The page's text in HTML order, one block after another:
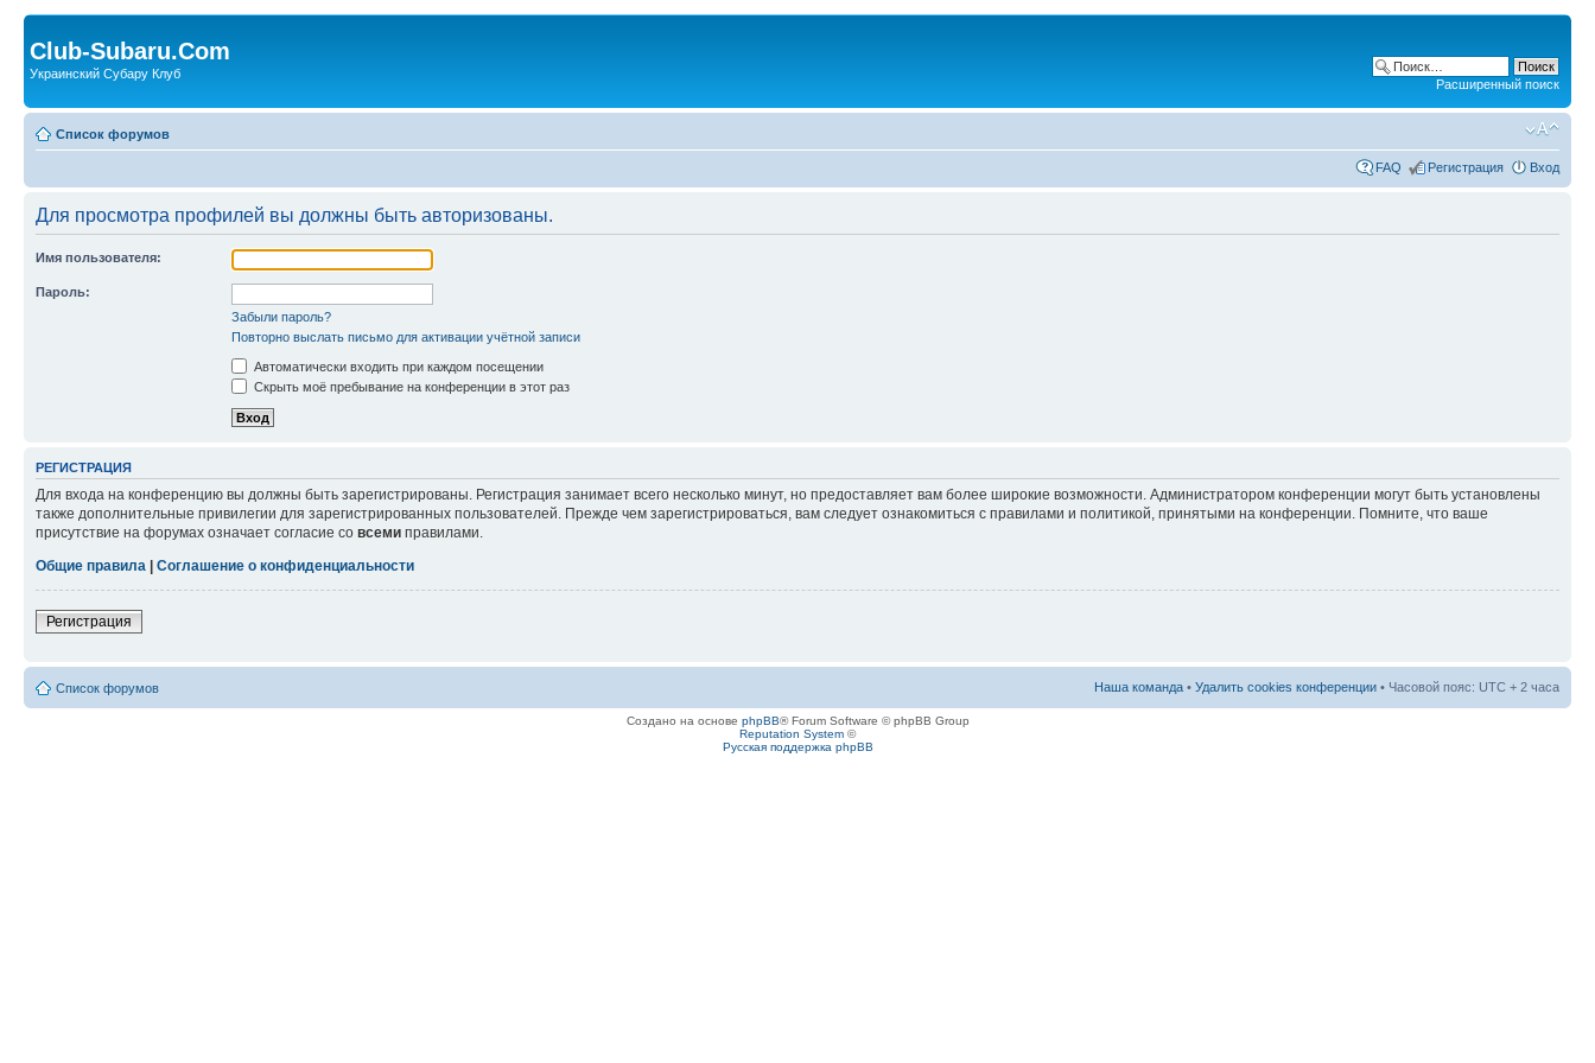
Club-Subaru.Com
Украинский Субару Клуб
Расширенный поиск
Список форумов
FAQ Регистрация Вход
Для просмотра профилей вы должны быть авторизованы.
Имя пользователя:
Пароль:
Забыли пароль?
Повторно выслать письмо для активации учётной записи
Автоматически входить при каждом посещении
Скрыть моё пребывание на конференции в этот раз
РЕГИСТРАЦИЯ
Для входа на конференцию вы должны быть зарегистрированы. Регистрация занимает всего несколько минут, но предоставляет вам более широкие возможности. Администратором конференции могут быть установлены
также дополнительные привилегии для зарегистрированных пользователей. Прежде чем зарегистрироваться, вам следует ознакомиться с правилами и политикой, принятыми на конференции. Помните, что ваше
присутствие на форумах означает согласие со всеми правилами.
Общие правила
Соглашение о конфиденциальности
Регистрация
Список форумов Наша команда • Удалить cookies конференции • Часовой пояс: UTC + 2 часа
Создано на основе phpBB® Forum Software © phpBB Group
Reputation System ©
Русская поддержка phpBB